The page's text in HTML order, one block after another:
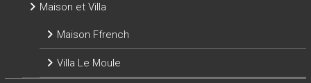
Maison et Villa
Maison Ffrench
Villa Le Moule